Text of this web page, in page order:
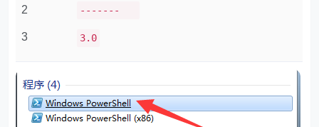
2
3
-------
3.0